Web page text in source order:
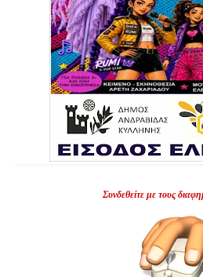
Συνδεθείτε με τους